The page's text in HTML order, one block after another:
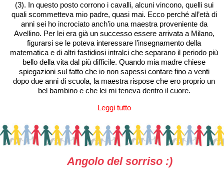
(3). In questo posto corrono i cavalli, alcuni vincono, quelli sui
quali scommetteva mio padre, quasi mai. Ecco perché all’età di
anni sei ho incrociato anch’io una maestra proveniente da
Avellino. Per lei era già un successo essere arrivata a Milano,
figurarsi se le poteva interessare l’insegnamento della
matematica e di altri fastidiosi intralci che separano il periodo più
bello della vita dal più difficile. Quando mia madre chiese
spiegazioni sul fatto che io non sapessi contare fino a venti
dopo due anni di scuola, la maestra rispose che ero proprio un
bel bambino e che lei mi teneva dentro il cuore.
Leggi tutto
Angolo del sorriso :)